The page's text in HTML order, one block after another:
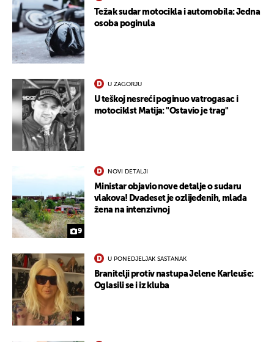
Težak sudar motocikla i automobila: Jedna
osoba poginula
U ZAGORJU
U teškoj nesreći poginuo vatrogasac i
motociklst Matija: "Ostavio je trag"
9
NOVI DETALJI
Ministar objavio nove detalje o sudaru
vlakova! Dvadeset je ozlijeđenih, mlađa
žena na intenzivnoj
U PONEDJELJAK SASTANAK
Branitelji protiv nastupa Jelene Karleuše:
Oglasili se i iz kluba
UKLJUČITE NOTIFIKACIJE